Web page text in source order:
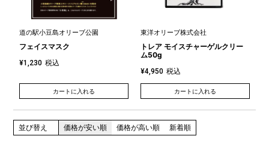
道の駅小豆島オリーブ公園
フェイスマスク
¥1,230 税込
カートに入れる
東洋オリーブ株式会社
トレア モイスチャーゲルクリー
ム50g
¥4,950 税込
カートに入れる
並び替え 価格が安い順 価格が高い順 新着順